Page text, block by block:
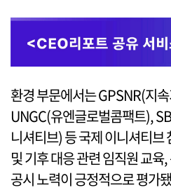
환경 부문에서는 GPSNR(지
UNGC(유엔글로벌콤팩트),
니셔티브) 등 국제 이니셔티브
및 기후 대응 관련 임직원 교
공시 노력이 긍정적으로 평가